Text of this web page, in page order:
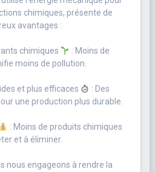
chimiques, présente de
avantages :
chimiques
: Moins de
moins de pollution.
et plus efficaces
: Des
une production plus durable.
: Moins de produits chimiques
et à éliminer.
nous engageons à rendre la